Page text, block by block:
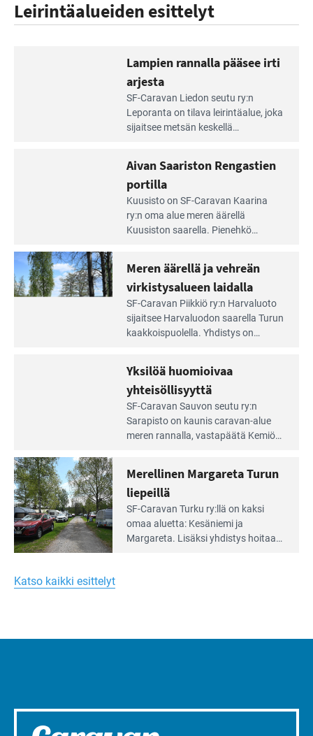
Leirintäalueiden esittelyt
Lampien rannalla pääsee irti
arjesta
SF-Caravan Liedon seutu ry:n
Leporanta on tilava leirintäalue, joka
sijaitsee metsän kes­kellä
tarjoaa ympäris­töineen kauniit
maisemat ja loistavat virkistäytymis­
mahdollisuudet.
Saariston
Rengastien
portilla
Aivan Saariston Rengastien
portilla
Kuusisto on SF-Caravan Kaarina
ry:n oma alue meren äärellä
Kuusiston saarella. Pie­nehkö
Meren äärellä ja vehreän
virkistysalueen laidalla
SF-Caravan Piikkiö ry:n Harvaluoto
sijait­see Harvaluodon saarella Turun
kaakkois­puolella. Yhdistys on
virkistysalueesta.
huomioivaa
yhteisöllisyyttä
Yksilöä huomioivaa
yhteisöllisyyttä
SF-Caravan Sauvon seutu ry:n
Sarapisto on kaunis caravan-alue
meren rannalla, vasta­päätä Kemiön
kymmenen paikkaa ilman sähköä.
Lue
Leirintäoppaan
artikkeli:
Merellinen
Turun
liepeillä
Merellinen Margareta Turun
liepeillä
SF-Caravan Turku ry:llä on kaksi
omaa aluet­ta: Kesäniemi ja
Margareta. Lisäksi yhdis­tys hoitaa
Katso kaikki esittelyt